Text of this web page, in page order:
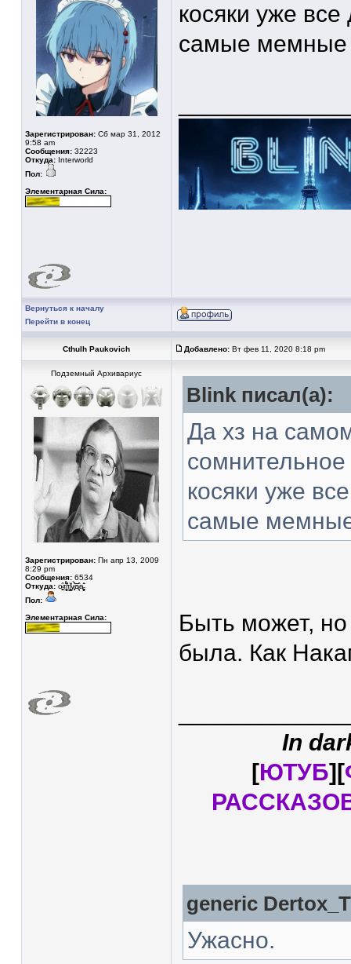
Зарегистрирован: Сб мар 31, 2012
9:58 am
Сообщения: 32223
Откуда: Interworld
Пол:
Элементарная Сила:
косяки уже
самые мемные
Вернуться к началу
Перейти в конец
Cthulh Paukovich Добавлено: Вт фев 11, 2020 8:18 pm
Подземный Архивариус
Зарегистрирован: Пн апр 13, 2009
8:29 pm
Сообщения: 6534
Откуда: о̴̥̳̂т̸̥͎̲̮̖̽́̈́͆т̸̛̛͇͙͓̼̠̐у̷͓̾̀͝͝͝д̷̘̈а̵̧̩͓̬͚̊̄͘
Пол:
Элементарная Сила:
Blink писал(а):
Да хз на
косяки уже
самые
Быть может,
была. Как
In
[ЮТУБ][
generic
Ужасно.